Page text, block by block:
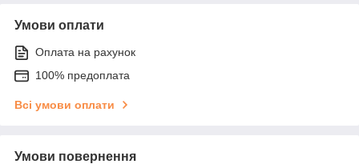
Умови оплати
Оплата на рахунок
100% предоплата
Всі умови оплати
Умови повернення